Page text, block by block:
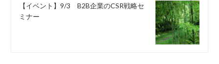
【イベント】9/3 B2B企業のCSR戦略セ
ミナー